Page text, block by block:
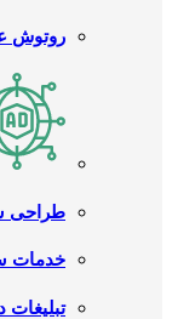
روتوش
طراحی
خدمات
تبلیغات